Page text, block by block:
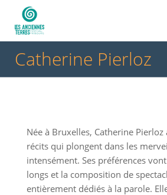
Catherine Pierloz
Née à Bruxelles, Catherine
récits qui plongent dans les
intensément. Ses préférences
longs et la composition de
entièrement dédiés à la parole.